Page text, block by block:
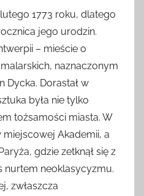
1773 roku, dlatego
jego urodzin.
– mieście o
naznaczonym
Dycka. Dorastał w
była nie tylko
tożsamości miasta. W
miejscowej Akademii, a
gdzie zetknął się z
neoklasycyzmu.
zwłaszcza